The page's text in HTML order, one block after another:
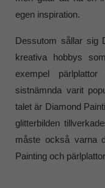
egen inspiration.
Dessutom sållar sig
kreativa hobbys
exempel
sistnämnda varit
talet är Diamond
glitterbilden
måste också varna
Painting och